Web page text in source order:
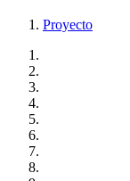
Proyecto